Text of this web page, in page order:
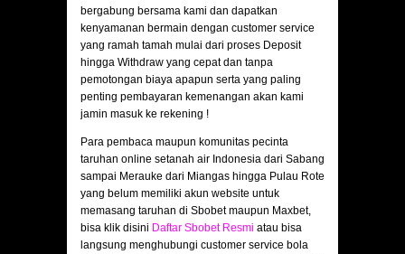
bergabung bersama kami dan dapatkan
kenyamanan bermain dengan customer service
yang ramah tamah mulai dari proses Deposit
hingga Withdraw yang cepat dan tanpa
pemotongan biaya apapun serta yang paling
penting pembayaran kemenangan akan kami
jamin masuk ke rekening !
Para pembaca maupun komunitas pecinta
taruhan online setanah air Indonesia dari Sabang
sampai Merauke dari Miangas hingga Pulau Rote
yang belum memiliki akun website untuk
memasang taruhan di Sbobet maupun Maxbet,
bisa klik disini Daftar Sbobet Resmi atau bisa
langsung menghubungi customer service bola